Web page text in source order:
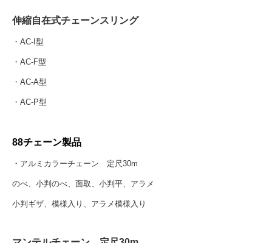
伸縮自在式チェーンスリング
・AC-I型
・AC-F型
・AC-A型
・AC-P型
88チェーン製品
・アルミカラーチェーン 定尺30m
のべ、小判のべ、面取、小判平、アラメ
小判ギザ、模様入り、アラメ模様入り